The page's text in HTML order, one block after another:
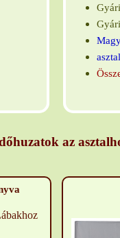
az